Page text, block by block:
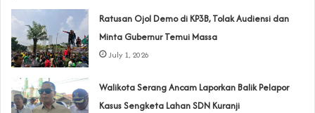
‎Ratusan Ojol Demo di KP3B, Tolak Audiensi dan
Minta Gubernur Temui Massa
July 1, 2026
Walikota Serang Ancam Laporkan Balik Pelapor
Kasus Sengketa Lahan SDN Kuranji‎